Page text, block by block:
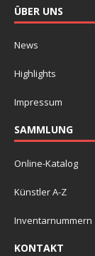
ÜBER UNS
News
Highlights
Impressum
SAMMLUNG
Online-Katalog
Künstler A-Z
Inventarnummern
KONTAKT